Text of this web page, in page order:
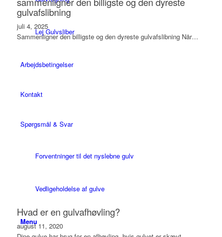
Lej Gulvsliber
Arbejdsbetingelser
Kontakt
Spørgsmål & Svar
Forventninger til det nyslebne gulv
Vedligeholdelse af gulve
Menu
gulvafslibning
juli 4, 2025
Sammenligner den billigste og den dyreste gulvafslibning Når…
Hvad er en gulvafhøvling?
august 11, 2020